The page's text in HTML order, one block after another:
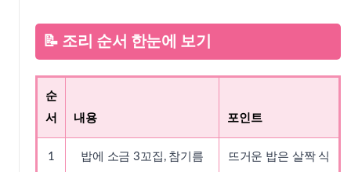
📝 조리 순서 한눈에 보기
순
서
내용 포인트
1
밥에 소금 3꼬집, 참기름
뜨거운 밥은 살짝 식